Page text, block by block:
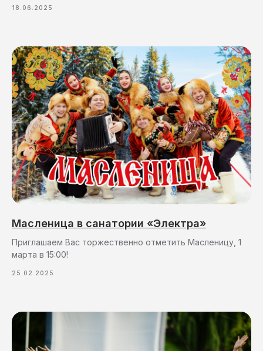
18.06.2025
Масленица в санатории «Электра»
Приглашаем Вас торжественно отметить Масленицу, 1
марта в 15:00!
25.02.2025